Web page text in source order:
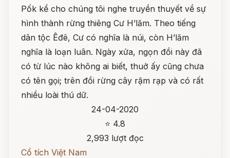
Pốk kể cho chúng tôi nghe truyền thuyết về sự
hình thành rừng thiêng Cư H’lăm. Theo tiếng
dân tộc Êđê, Cư có nghĩa là núi, còn H’lăm
nghĩa là loạn luân. Ngày xửa, ngọn đồi này đã
có từ lúc nào không ai biết, thuở ấy cũng chưa
có tên gọi; trên đồi rừng cây rậm rạp và có rất
nhiều loài thú dữ.
24-04-2020
⭐ 4.8
2,993 lượt đọc
Cổ tích Việt Nam